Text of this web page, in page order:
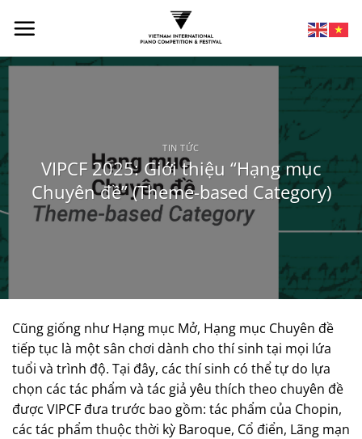
TIN TỨC
VIPCF 2025: Giới thiệu “Hạng mục
Chuyên đề” (Theme-based Category)
Cũng giống như Hạng mục Mở, Hạng mục Chuyên đề
tiếp tục là một sân chơi dành cho thí sinh tại mọi lứa
tuổi và trình độ. Tại đây, các thí sinh có thể tự do lựa
chọn các tác phẩm và tác giả yêu thích theo chuyên đề
được VIPCF đưa trước bao gồm: tác phẩm của Chopin,
các tác phẩm thuộc thời kỳ Baroque, Cổ điển, Lãng mạn